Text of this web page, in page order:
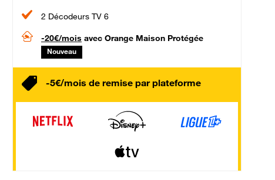
2 Décodeurs TV 6
-20€/mois avec Orange Maison Protégée
Nouveau
-5€/mois de remise par plateforme